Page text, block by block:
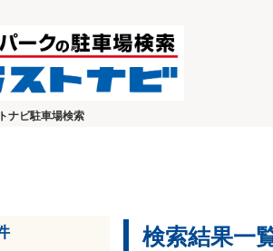
ナビ駐車場検索
検索結果一